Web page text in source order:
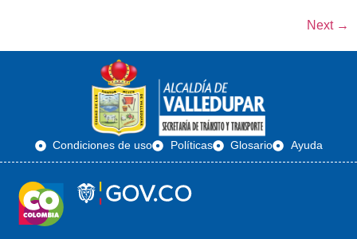
Next →
Condiciones de uso Políticas Glosario Ayuda